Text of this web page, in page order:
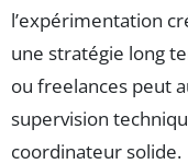
l’expérimentation
une stratégie long
ou freelances peut
supervision
coordinateur solide.